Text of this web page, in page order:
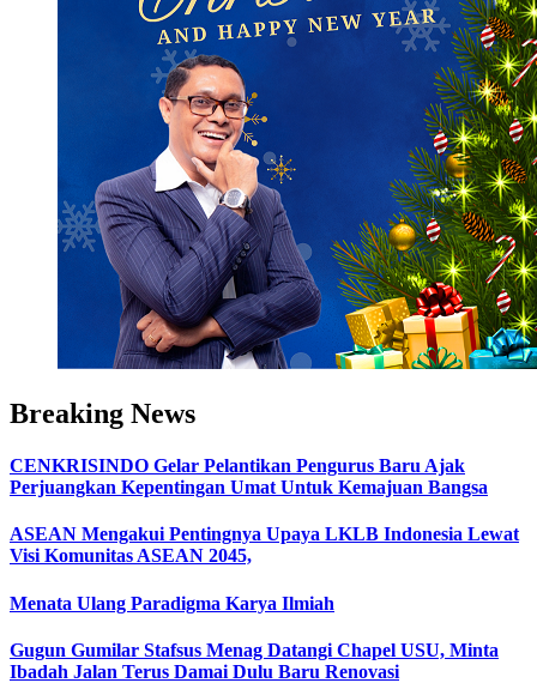
Breaking News
CENKRISINDO Gelar Pelantikan Pengurus Baru Ajak
Perjuangkan Kepentingan Umat Untuk Kemajuan Bangsa
ASEAN Mengakui Pentingnya Upaya LKLB Indonesia Lewat
Visi Komunitas ASEAN 2045,
Menata Ulang Paradigma Karya Ilmiah
Gugun Gumilar Stafsus Menag Datangi Chapel USU, Minta
Ibadah Jalan Terus Damai Dulu Baru Renovasi